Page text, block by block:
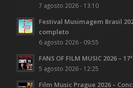
7 agosto 2026 - 13:10
Festival Musimagem Brasil
completo
6 agosto 2026 - 09:55
FANS OF FILM MUSIC 2026 –
5 agosto 2026 - 12:25
Film Music Prague 2026 –